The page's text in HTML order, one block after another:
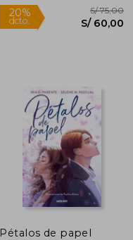
20%
dcto.
Pétalos de papel